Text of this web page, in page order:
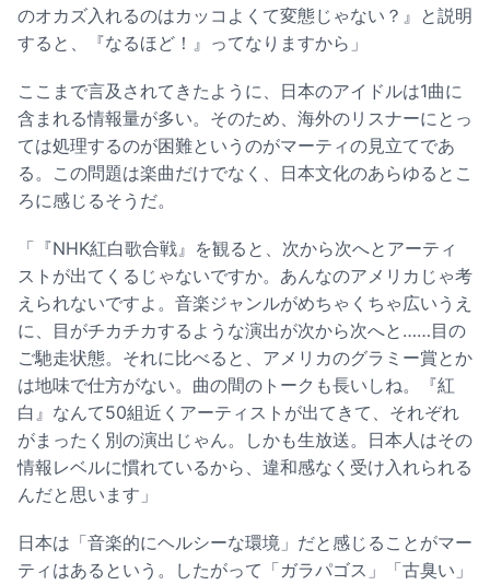
のオカズ入れるのはカッコよくて変態じゃない？』と説明
すると、『なるほど！』ってなりますから」
ここまで言及されてきたように、日本のアイドルは1曲に
含まれる情報量が多い。そのため、海外のリスナーにとっ
ては処理するのが困難というのがマーティの見立てであ
る。この問題は楽曲だけでなく、日本文化のあらゆるとこ
ろに感じるそうだ。
「『NHK紅白歌合戦』を観ると、次から次へとアーティ
ストが出てくるじゃないですか。あんなのアメリカじゃ考
えられないですよ。音楽ジャンルがめちゃくちゃ広いうえ
に、目がチカチカするような演出が次から次へと……目の
ご馳走状態。それに比べると、アメリカのグラミー賞とか
は地味で仕方がない。曲の間のトークも長いしね。『紅
白』なんて50組近くアーティストが出てきて、それぞれ
がまったく別の演出じゃん。しかも生放送。日本人はその
情報レベルに慣れているから、違和感なく受け入れられる
んだと思います」
日本は「音楽的にヘルシーな環境」だと感じることがマー
ティはあるという。したがって「ガラパゴス」「古臭い」